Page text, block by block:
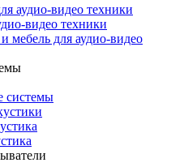
аудио-видео техники
видео техники
мебель для аудио-видео
системы